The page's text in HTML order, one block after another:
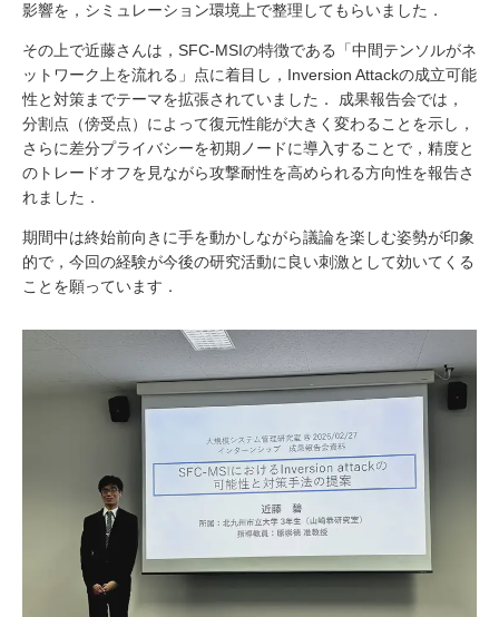
影響を，シミュレーション環境上で整理してもらいました．
その上で近藤さんは，SFC-MSIの特徴である「中間テンソルがネ
ットワーク上を流れる」点に着目し，Inversion Attackの成立可能
性と対策までテーマを拡張されていました． 成果報告会では，
分割点（傍受点）によって復元性能が大きく変わることを示し，
さらに差分プライバシーを初期ノードに導入することで，精度と
のトレードオフを見ながら攻撃耐性を高められる方向性を報告さ
れました．
期間中は終始前向きに手を動かしながら議論を楽しむ姿勢が印象
的で，今回の経験が今後の研究活動に良い刺激として効いてくる
ことを願っています．